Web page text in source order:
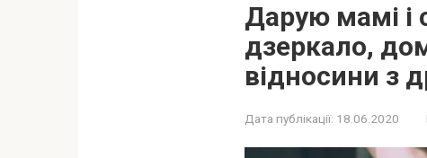
Дарую мамі і
дзеркало,
відносини з
Дата публікації: 18.06.2020